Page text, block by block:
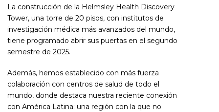
La construcción de la Helmsley Health Discovery
Tower, una torre de 20 pisos, con institutos de
investigación médica más avanzados del mundo,
tiene programado abrir sus puertas en el segundo
semestre de 2025.
Además, hemos establecido con más fuerza
colaboración con centros de salud de todo el
mundo, donde destaca nuestra reciente conexión
con América Latina: una región con la que no